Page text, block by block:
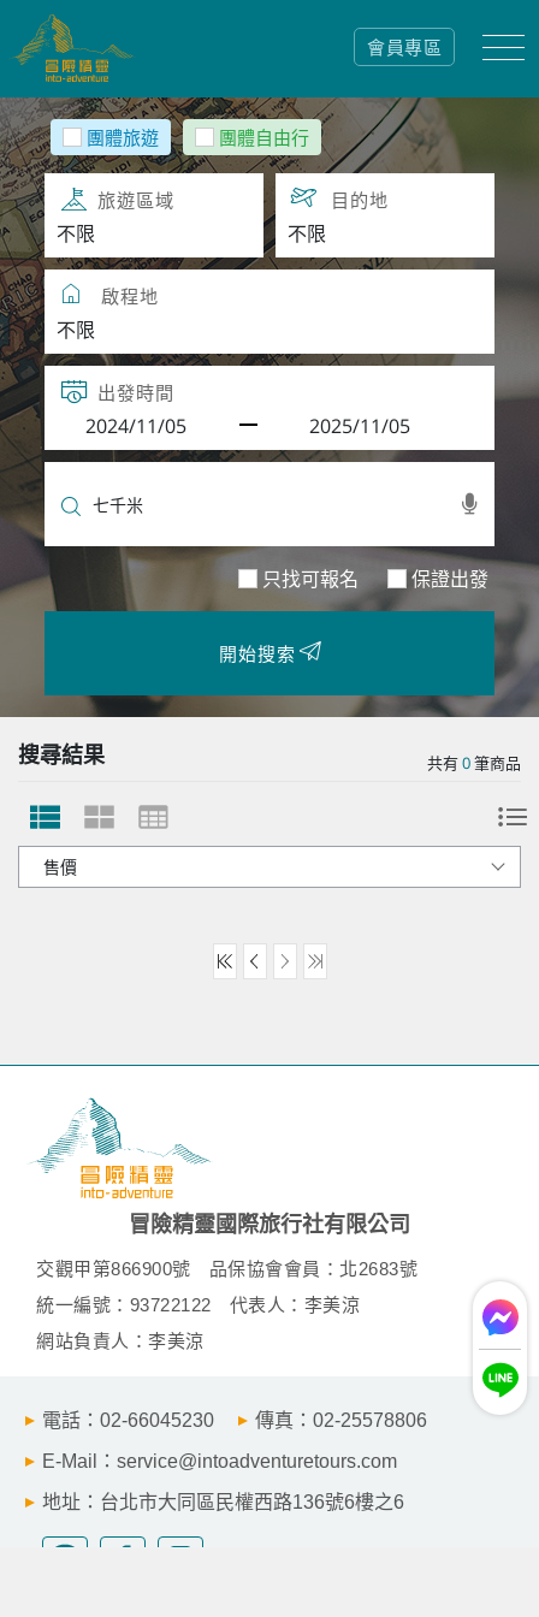
會員專區
團體旅遊 團體自由行
旅遊區域 目的地
啟程地
出發時間
只找可報名 保證出發
開始搜索
搜尋結果 共有0筆商品
冒險精靈國際旅行社有限公司
交觀甲第866900號
品保協會會員：北2683號
統一編號：93722122
代表人：李美涼
網站負責人：李美涼
電話：02-66045230
傳真：02-25578806
E-Mail：service@intoadventuretours.com
地址：台北市大同區民權西路136號6樓之6